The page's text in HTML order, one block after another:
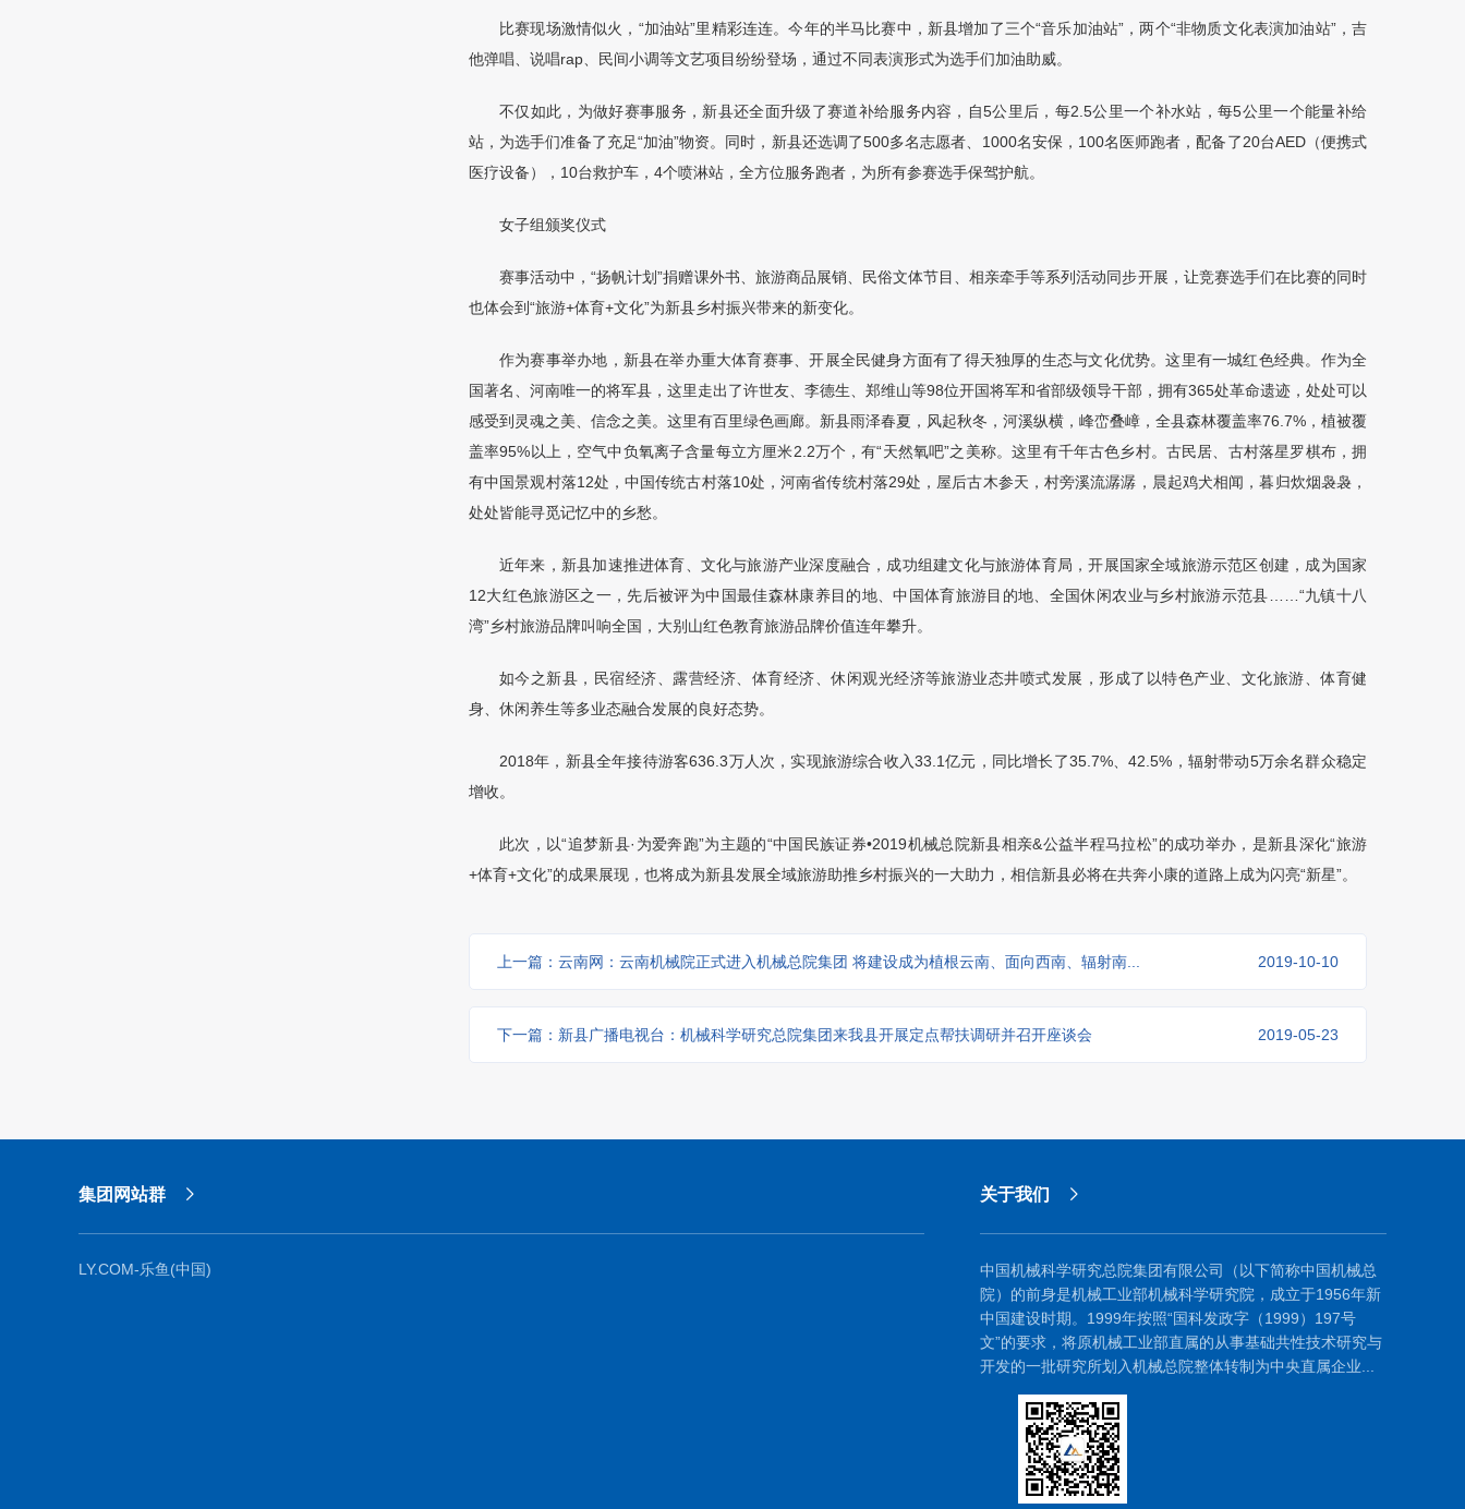
比赛现场激情似火， “加油站”里精彩连连。今年的半马比赛中，新县增加了三个“音乐加油站” ，两个“非物质文化表演加油站”，吉
他弹唱、说唱rap 、民间小调等文艺项目纷纷登场，通过不同表演形式为选手们加油助威。
不仅如此，为做好赛事服务，新县还全面升级了赛道补给服务内容，自5公里后，每2.5公里一个补水站，每5公里一个能量补给
站，为选手们准备了充足“加油”物资。同时，新县还选调了500多名志愿者、 1000名安保， 100名医师跑者，配备了20台AED（便携式
医疗设备）， 10台救护车， 4个喷淋站，全方位服务跑者，为所有参赛选手保驾护航。
女子组颁奖仪式
赛事活动中，“扬帆计划”捐赠课外书、旅游商品展销、民俗文体节目、相亲牵手等系列活动同步开展，让竞赛选手们在比赛的同时
也体会到“旅游+体育+文化”为新县乡村振兴带来的新变化。
作为赛事举办地，新县在举办重大体育赛事、开展全民健身方面有了得天独厚的生态与文化优势。这里有一城红色经典。作为全
国著名、河南唯一的将军县，这里走出了许世友、李德生、郑维山等98位开国将军和省部级领导干部，拥有365处革命遗迹，处处可以
感受到灵魂之美、信念之美。这里有百里绿色画廊。新县雨泽春夏，风起秋冬，河溪纵横，峰峦叠嶂，全县森林覆盖率76.7% ，植被覆
盖率95%以上，空气中负氧离子含量每立方厘米2.2万个，有“天然氧吧”之美称。这里有千年古色乡村。古民居、古村落星罗棋布，拥
有中国景观村落12处，中国传统古村落10处，河南省传统村落29处，屋后古木参天，村旁溪流潺潺，晨起鸡犬相闻，暮归炊烟袅袅，
处处皆能寻觅记忆中的乡愁。
近年来，新县加速推进体育、文化与旅游产业深度融合，成功组建文化与旅游体育局，开展国家全域旅游示范区创建，成为国家
12大红色旅游区之一，先后被评为中国最佳森林康养目的地、中国体育旅游目的地、全国休闲农业与乡村旅游示范县 ……“九镇十八
湾”乡村旅游品牌叫响全国，大别山红色教育旅游品牌价值连年攀升。
如今之新县，民宿经济、露营经济、体育经济、休闲观光经济等旅游业态井喷式发展，形成了以特色产业、文化旅游、体育健
身、休闲养生等多业态融合发展的良好态势。
2018年，新县全年接待游客636.3万人次，实现旅游综合收入33.1亿元，同比增长了35.7%、42.5% ，辐射带动5万余名群众稳定
增收。
此次，以“追梦新县· 为爱奔跑”为主题的“中国民族证券•2019机械总院新县相亲&公益半程马拉松”的成功举办，是新县深化“旅游
+体育+文化”的成果展现，也将成为新县发展全域旅游助推乡村振兴的一大助力，相信新县必将在共奔小康的道路上成为闪亮“新星”。
上一篇：云南网：云南机械院正式进入机械总院集团 将建设成为植根云南、面向西南、辐射南... 2019-10-10
下一篇：新县广播电视台：机械科学研究总院集团来我县开展定点帮扶调研并召开座谈会 2019-05-23
集团网站群
LY.COM-乐鱼(中国)
关于我们
中国机械科学研究总院集团有限公司（以下简称中国机械总
院）的前身是机械工业部机械科学研究院，成立于1956年新
中国建设时期。1999年按照“国科发政字（1999）197号
文”的要求，将原机械工业部直属的从事基础共性技术研究与
开发的一批研究所划入机械总院整体转制为中央直属企业...